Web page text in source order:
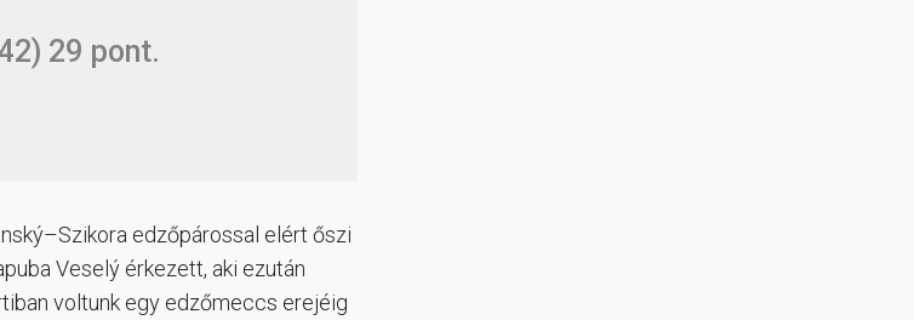
29 pont.
edzőpárossal elért őszi
Veselý érkezett, aki ezután
voltunk egy edzőmeccs erejéig